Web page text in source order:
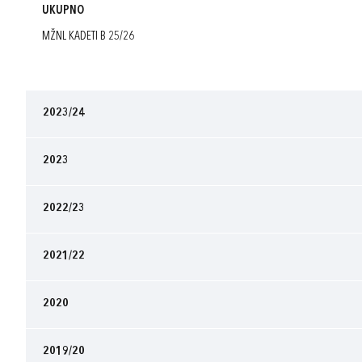
UKUPNO
MŽNL KADETI B 25/26
2023/24
2023
2022/23
2021/22
2020
2019/20